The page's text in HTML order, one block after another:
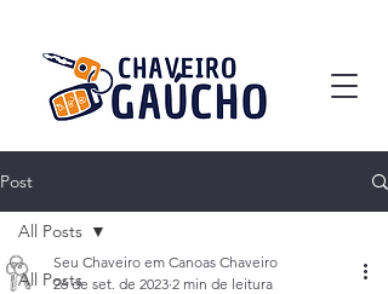
Post
All Posts
All Posts
Seu Chaveiro em Canoas Chaveiro
26 de set. de 2023 2 min de leitura